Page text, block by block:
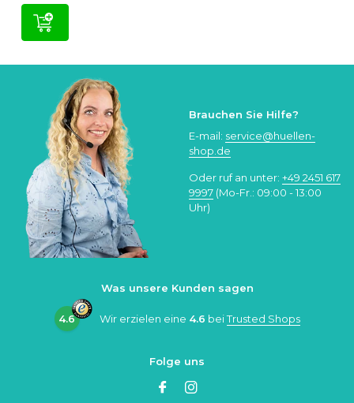
Brauchen Sie Hilfe?
E-mail: service@huellen-
shop.de
Oder ruf an unter: +49 2451 617
9997 (Mo-Fr.: 09:00 - 13:00
Uhr)
Was unsere Kunden sagen
4.6 Wir erzielen eine 4.6 beiTrusted Shops
Folge uns